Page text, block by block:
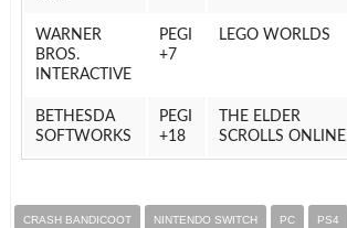
LEGO WORLDS
PEGI
7+
WARNER
BROS.
INTERACTIVE
THE ELDER
SCROLLS ONLINE
PEGI
18+
BETHESDA
SOFTWORKS
CRASH BANDICOOT NINTENDO SWITCH PC PS4